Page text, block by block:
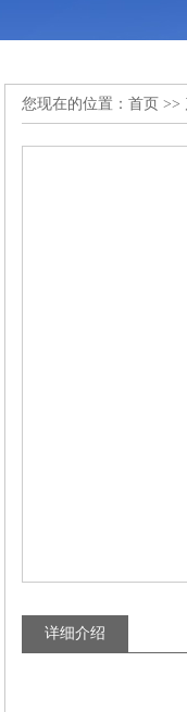
您现在的位置： 首页 >>
详细介绍